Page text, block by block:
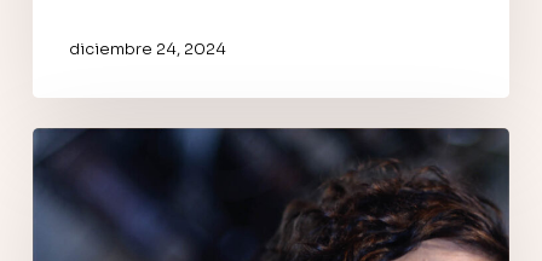
diciembre 24, 2024
Tatiana
France